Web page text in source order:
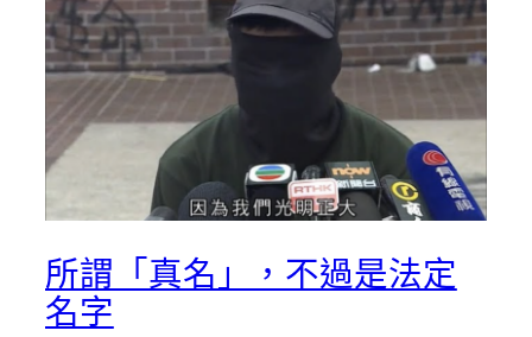
所謂「真名」，不過是法定
名字